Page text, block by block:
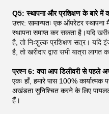
Q5: स्थापना और प्रशिक्षण के बारे में
उत्तर: सामान्यतः एक ऑपरेटर
स्थापना समाप्त कर सकता है।यदि
है, तो निःशुल्क प्रशिक्षण सत्र। यदि
है, तो खरीदार द्वारा सभी यात्रा लागत
प्रश्न 6: क्या आप डिलीवरी से पहले
एकः हाँ, हमारे पास 100%
अखंडता सुनिश्चित करने के लिए पायलट
हैं।